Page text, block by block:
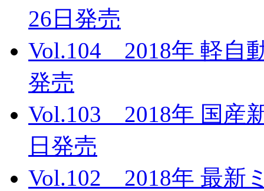
26日発売
Vol.104 2018年 軽自
発売
Vol.103 2018年 国産
日発売
Vol.102 2018年 最新